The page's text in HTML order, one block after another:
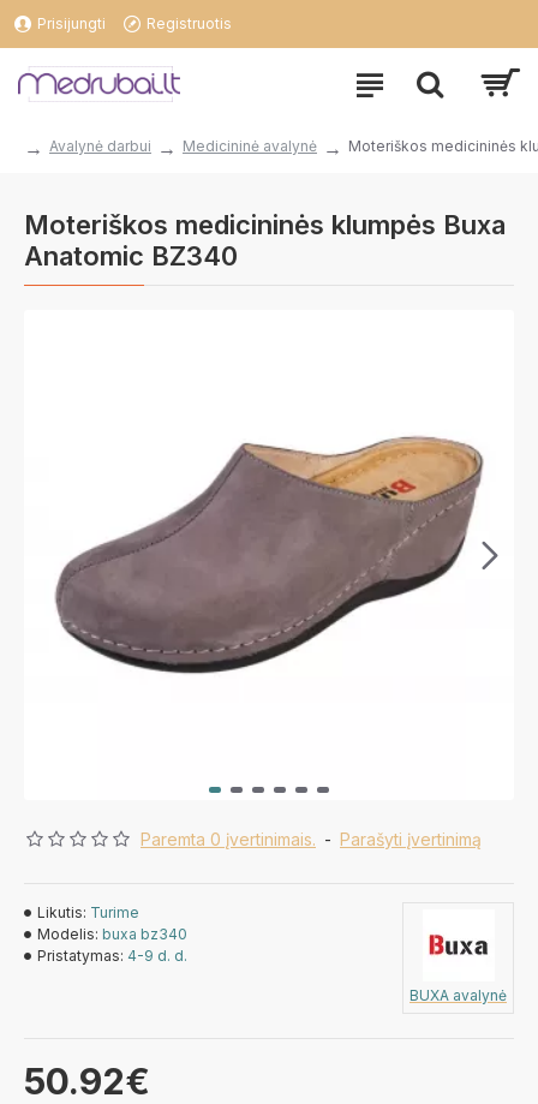
Prisijungti Registruotis
Avalynė darbui Medicininė avalynė Moteriškos medicininės
Moteriškos medicininės klumpės Buxa
Anatomic BZ340
Paremta 0 įvertinimais. - Parašyti įvertinimą
50.92€
Likutis: Turime
Modelis: buxa bz340
Pristatymas: 4-9 d. d.
BUXA avalynė